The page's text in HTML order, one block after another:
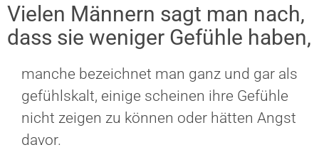
Vielen Männern sagt man nach,
dass sie weniger Gefühle haben,
manche bezeichnet man ganz und gar als
gefühlskalt, einige scheinen ihre Gefühle
nicht zeigen zu können oder hätten Angst
davor.